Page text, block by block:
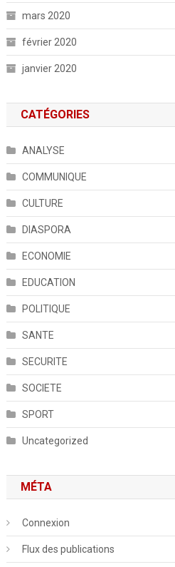
mars 2020
février 2020
janvier 2020
CATÉGORIES
ANALYSE
COMMUNIQUE
CULTURE
DIASPORA
ECONOMIE
EDUCATION
POLITIQUE
SANTE
SECURITE
SOCIETE
SPORT
Uncategorized
MÉTA
Connexion
Flux des publications